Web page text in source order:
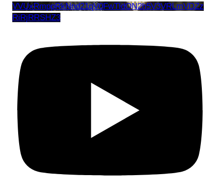
VVUxRmppRkNnd21qV0FwTldON2h5V3VRLmVDZz
RiRjRRSHZ3